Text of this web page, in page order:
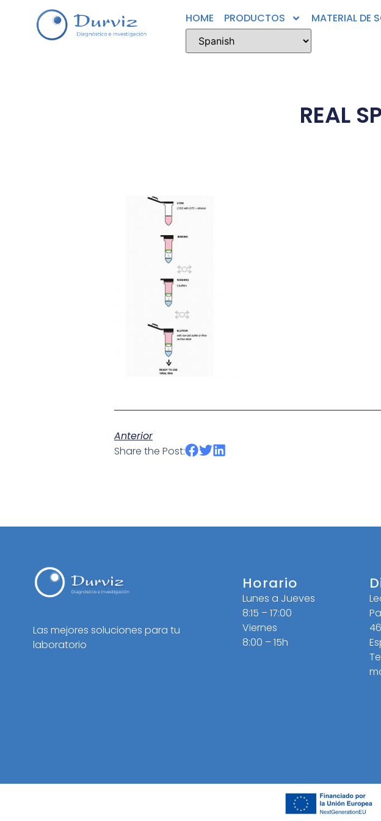
HOME PRODUCTOS MATERIAL DE
REAL
Anterior
Share the Post:
Las mejores soluciones para tu
laboratorio
Horario
Lunes a Jueves
8:15 – 17:00
Viernes
8:00 – 15h